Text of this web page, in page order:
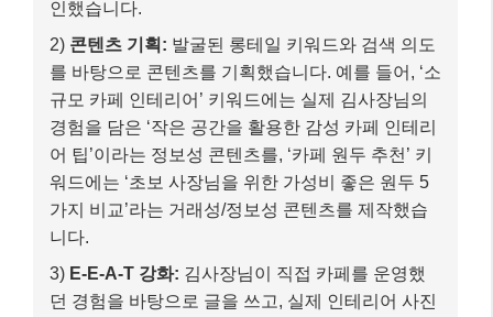
인했습니다.
2) 콘텐츠 기획: 발굴된 롱테일 키워드와 검색 의도
를 바탕으로 콘텐츠를 기획했습니다. 예를 들어, ‘소
규모 카페 인테리어’ 키워드에는 실제 김사장님의
경험을 담은 ‘작은 공간을 활용한 감성 카페 인테리
어 팁’이라는 정보성 콘텐츠를, ‘카페 원두 추천’ 키
워드에는 ‘초보 사장님을 위한 가성비 좋은 원두 5
가지 비교’라는 거래성/정보성 콘텐츠를 제작했습
니다.
3) E-E-A-T 강화: 김사장님이 직접 카페를 운영했
던 경험을 바탕으로 글을 쓰고, 실제 인테리어 사진